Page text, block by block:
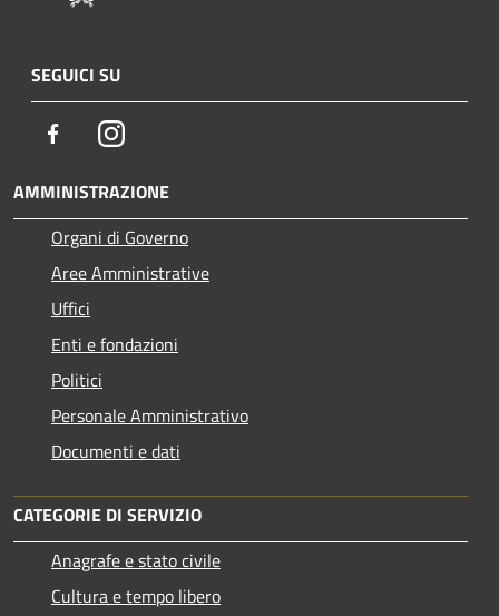
SEGUICI SU
FacebookInstagram
AMMINISTRAZIONE
Organi di Governo
Aree Amministrative
Uffici
Enti e fondazioni
Politici
Personale Amministrativo
Documenti e dati
CATEGORIE DI SERVIZIO
Anagrafe e stato civile
Cultura e tempo libero